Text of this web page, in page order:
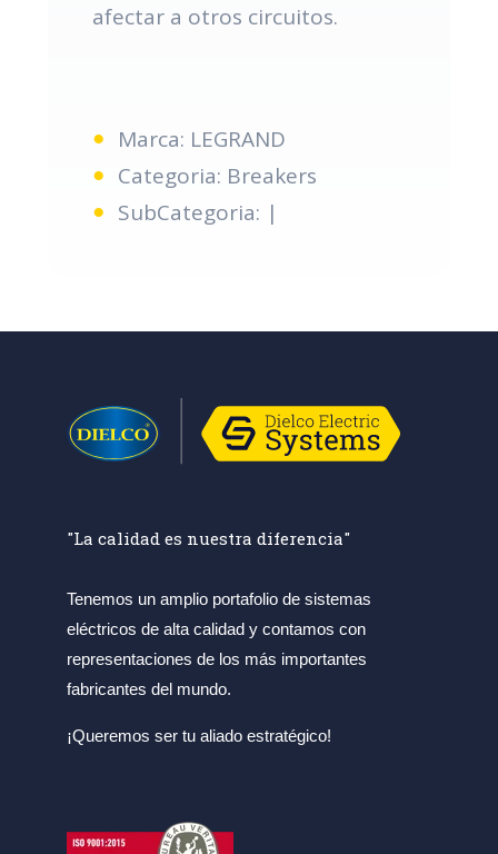
afectar a otros circuitos.
Marca: LEGRAND
Categoria: Breakers
SubCategoria: |
"La calidad es nuestra diferencia"
Tenemos un amplio portafolio de sistemas
eléctricos de alta calidad y contamos con
representaciones de los más importantes
fabricantes del mundo.
¡Queremos ser tu aliado estratégico!